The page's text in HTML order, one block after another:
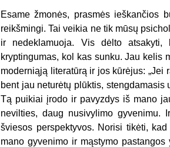
Esame žmonės, prasmės ieškančios
reikšmingi. Tai veikia ne tik mūsų
ir nedeklamuoja. Vis dėlto
kryptingumas, kol kas sunku. Jau kelis
moderniąją literatūrą ir jos kūrėjus:
bent jau neturėtų plūktis,
Tą puikiai įrodo ir pavyzdys iš mano
nevilties, daug nusivylimo gyvenimu.
šviesos perspektyvos. Norisi tikėti,
mano gyvenimo ir mąstymo